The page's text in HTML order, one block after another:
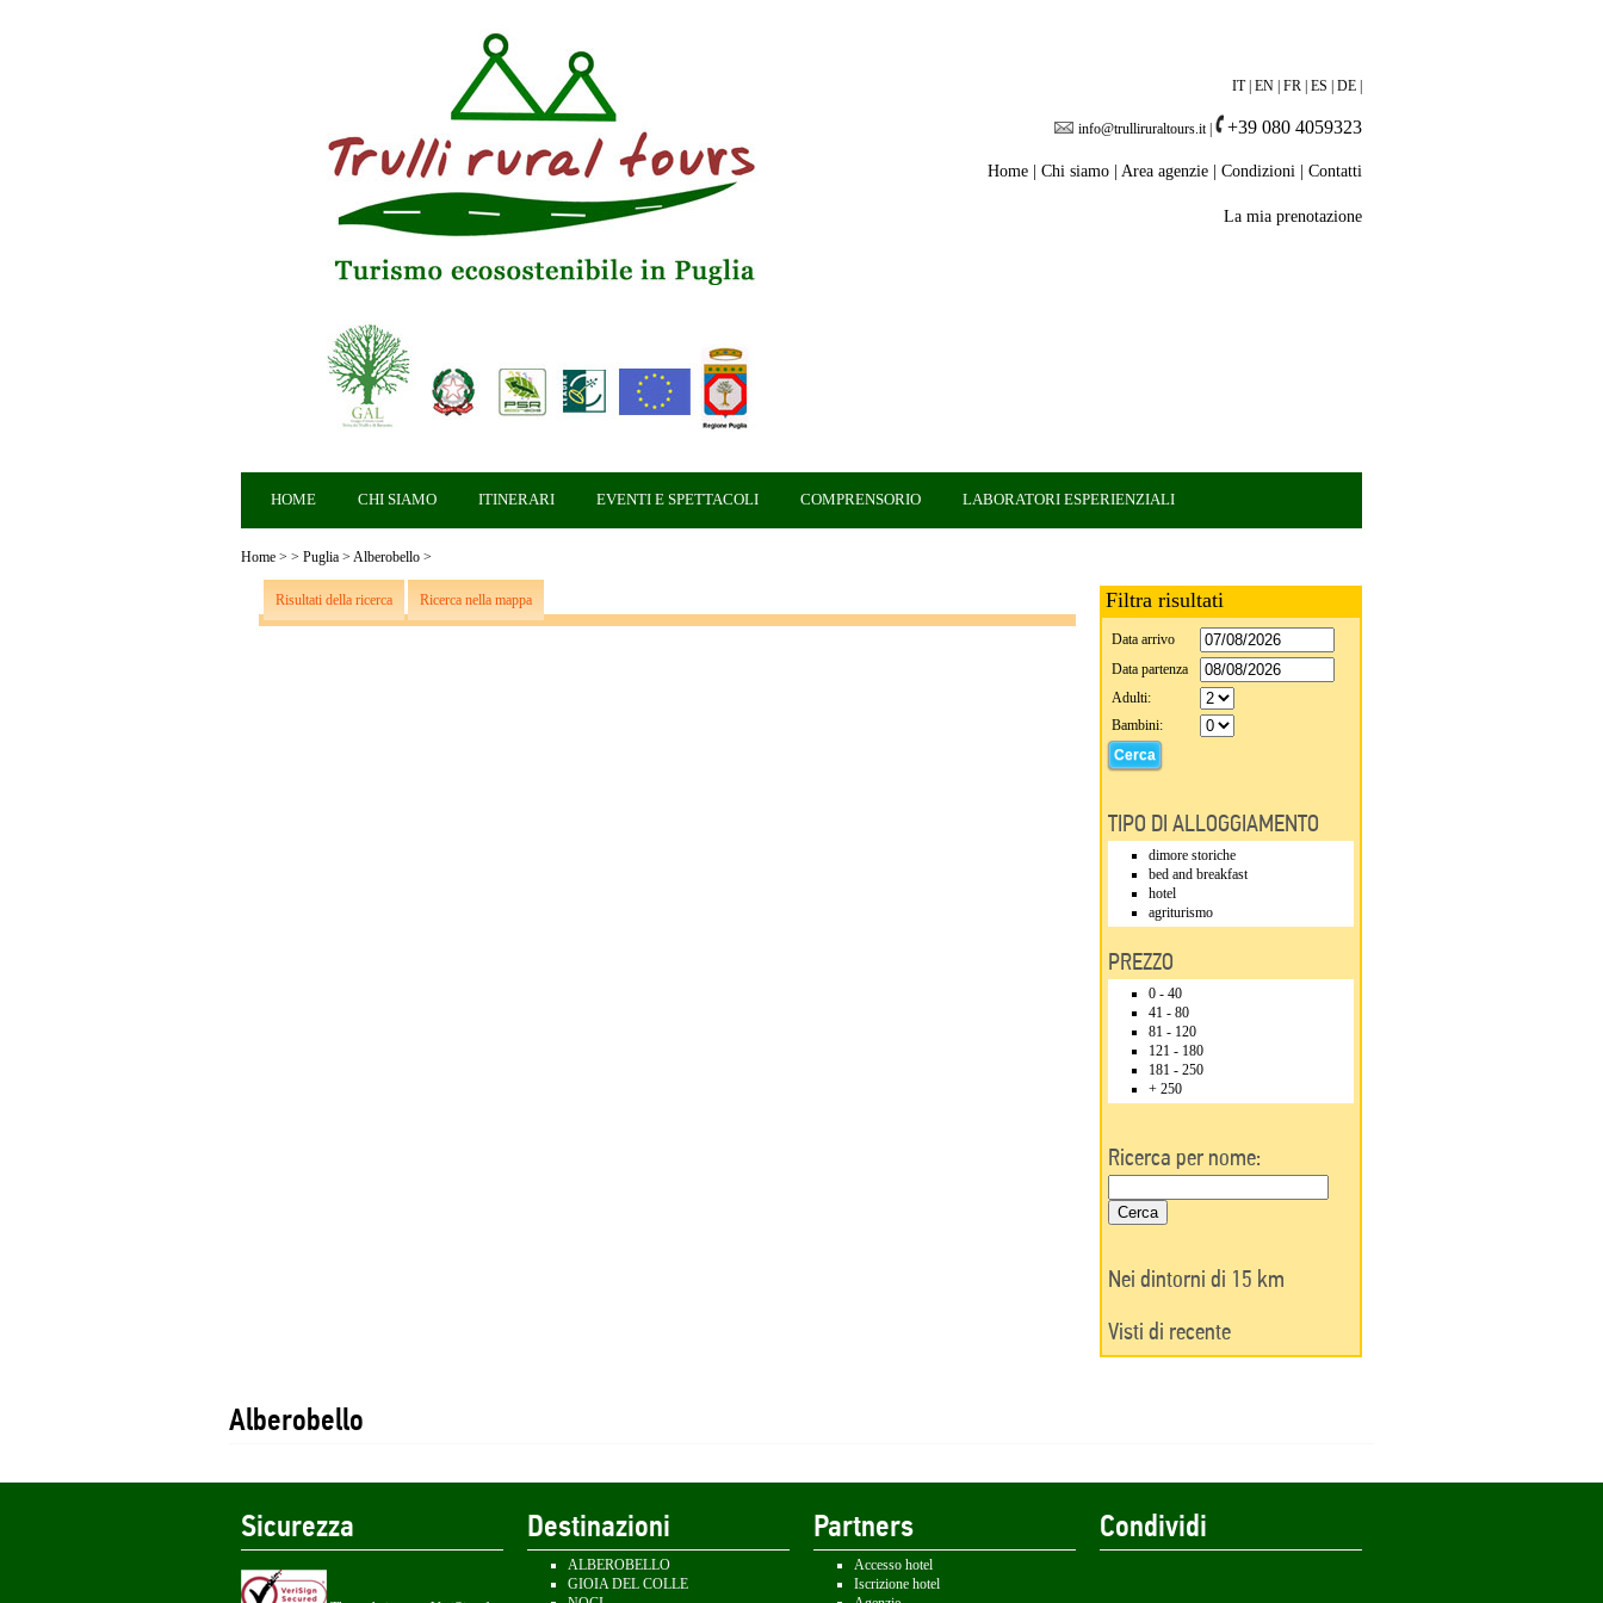
IT| EN FR ES DE
info@trulliruraltours.it| +39 080 4059323
Home Chi siamo Area agenzie Condizioni Contatti
La mia prenotazione
HOME CHI SIAMO ITINERARI EVENTI E SPETTACOLI COMPRENSORIO LABORATORI ESPERIENZIALI
Home > > Puglia > Alberobello >
Risultati della ricerca Ricerca nella mappa Filtra risultati
Data arrivo
Data partenza
Adulti:
Bambini:
TIPO DI ALLOGGIAMENTO
dimore storiche
bed and breakfast
hotel
agriturismo
PREZZO
0 - 40
41 - 80
81 - 120
121 - 180
181 - 250
+ 250
Ricerca per nome:
Nei dintorni di 15 km
Visti di recente
Alberobello
Sicurezza Destinazioni
ALBEROBELLO
GIOIA DEL COLLE
Partners
Accesso hotel
Iscrizione hotel
Condividi